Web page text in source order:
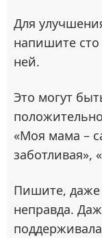
Для
напишите
ней.
Это могут
«Моя мама –
заботливая»,
Пишите, даже
неправда.